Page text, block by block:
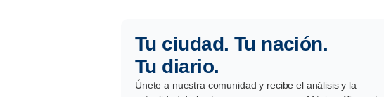
Tu ciudad. Tu nación.
Tu diario.
Únete a nuestra comunidad y recibe el análisis y la